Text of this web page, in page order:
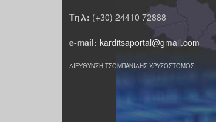
Τηλ: (+30) 24410 72888
e-mail: karditsaportal@gmail.com
ΔΙΕΥΘΥΝΣΗ ΤΣΟΜΠΑΝΙΔΗΣ ΧΡΥΣΟΣΤΟΜΟΣ